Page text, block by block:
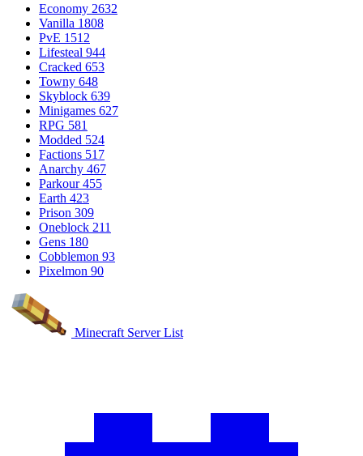
Economy 2632
Vanilla 1808
PvE 1512
Lifesteal 944
Cracked 653
Towny 648
Skyblock 639
Minigames 627
RPG 581
Modded 524
Factions 517
Anarchy 467
Parkour 455
Earth 423
Prison 309
Oneblock 211
Gens 180
Cobblemon 93
Pixelmon 90
Minecraft Server List